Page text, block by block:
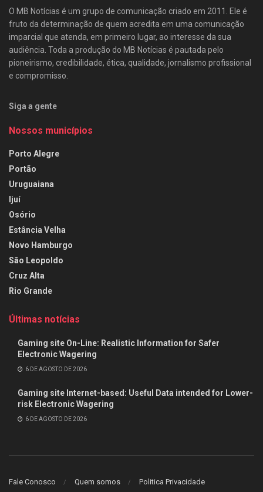
O MB Notícias é um grupo de comunicação criado em 2011. Ele é
fruto da determinação de quem acredita em uma comunicação
imparcial que atenda, em primeiro lugar, ao interesse da sua
audiência. Toda a produção do MB Notícias é pautada pelo
pioneirismo, credibilidade, ética, qualidade, jornalismo profissional
e compromisso.
Siga a gente
Nossos municípios
Porto Alegre
Portão
Uruguaiana
Ijuí
Osório
Estância Velha
Novo Hamburgo
São Leopoldo
Cruz Alta
Rio Grande
Últimas notícias
Gaming site On-Line: Realistic Information for Safer
Electronic Wagering
6 DE AGOSTO DE 2026
Gaming site Internet-based: Useful Data intended for Lower-
risk Electronic Wagering
6 DE AGOSTO DE 2026
Fale Conosco Quem somos Politica Privacidade